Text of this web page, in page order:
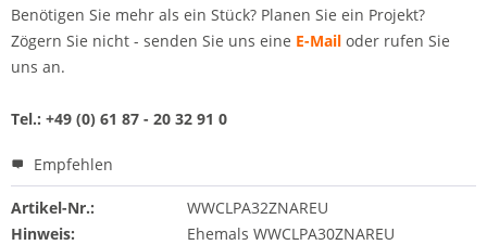
Benötigen Sie mehr als ein Stück? Planen Sie ein Projekt?
Zögern Sie nicht - senden Sie uns eine E-Mail oder rufen Sie
uns an.
Tel.: +49 (0) 61 87 - 20 32 91 0
Empfehlen
Artikel-Nr.:
WWCLPA32ZNAREU
Hinweis:
Ehemals WWCLPA30ZNAREU